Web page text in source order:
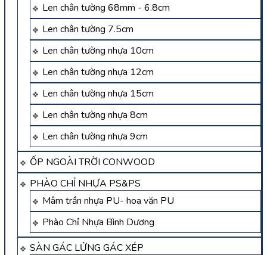
Len chân tường 68mm - 6.8cm
Len chân tường 7.5cm
Len chân tường nhựa 10cm
Len chân tường nhựa 12cm
Len chân tường nhựa 15cm
Len chân tường nhựa 8cm
Len chân tường nhựa 9cm
ỐP NGOÀI TRỜI CONWOOD
PHÀO CHỈ NHỰA PS&PS
Mâm trần nhựa PU- hoa văn PU
Phào Chỉ Nhựa Bình Dương
SÀN GÁC LỬNG GÁC XÉP